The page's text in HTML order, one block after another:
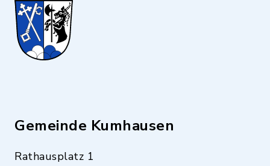
Gemeinde Kumhausen
Rathausplatz 1